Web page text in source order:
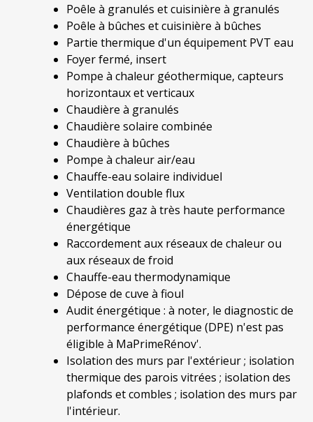
Poêle à granulés et cuisinière à granulés
Poêle à bûches et cuisinière à bûches
Partie thermique d'un équipement PVT eau
Foyer fermé, insert
Pompe à chaleur géothermique, capteurs
horizontaux et verticaux
Chaudière à granulés
Chaudière solaire combinée
Chaudière à bûches
Pompe à chaleur air/eau
Chauffe-eau solaire individuel
Ventilation double flux
Chaudières gaz à très haute performance
énergétique
Raccordement aux réseaux de chaleur ou
aux réseaux de froid
Chauffe-eau thermodynamique
Dépose de cuve à fioul
Audit énergétique : à noter, le diagnostic de
performance énergétique (DPE) n'est pas
éligible à MaPrimeRénov'.
Isolation des murs par l'extérieur ; isolation
thermique des parois vitrées ; isolation des
plafonds et combles ; isolation des murs par
l'intérieur.